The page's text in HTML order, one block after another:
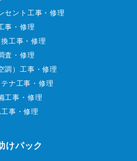
セント工事・修理
事・修理
工事・修理
査・修理
調）工事・修理
ナ工事・修理
工事・修理
事・修理
けパック